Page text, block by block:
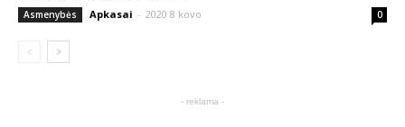
Asmenybės Apkasai - 2020 8 kovo 0
- reklama -